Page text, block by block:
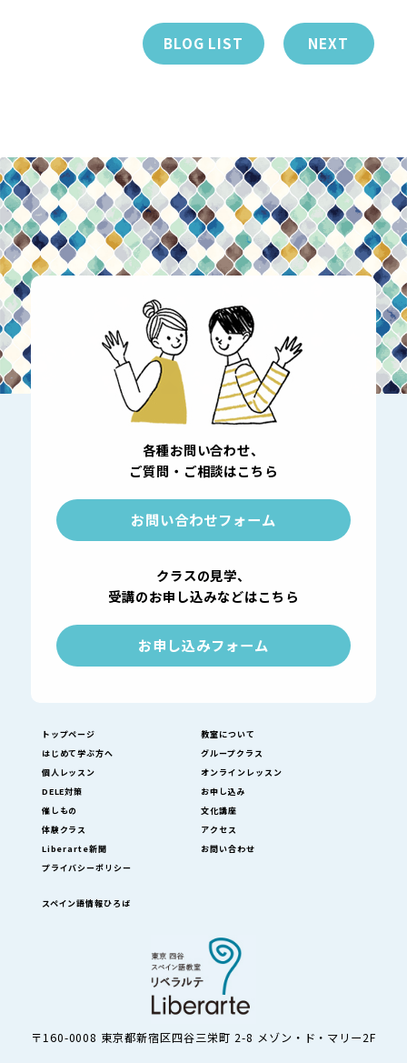
BLOG LIST NEXT
各種お問い合わせ、
ご質問・ご相談はこちら
お問い合わせフォーム
クラスの見学、
受講のお申し込みなどはこちら
お申し込みフォーム